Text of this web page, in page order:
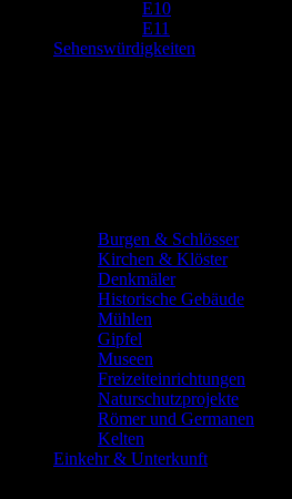
E10
E11
Sehenswürdigkeiten
Burgen & Schlösser
Kirchen & Klöster
Denkmäler
Historische Gebäude
Mühlen
Gipfel
Museen
Freizeiteinrichtungen
Naturschutzprojekte
Römer und Germanen
Kelten
Einkehr & Unterkunft